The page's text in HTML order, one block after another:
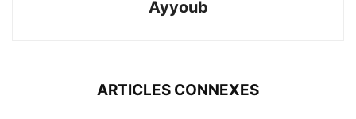
Ayyoub
ARTICLES CONNEXES